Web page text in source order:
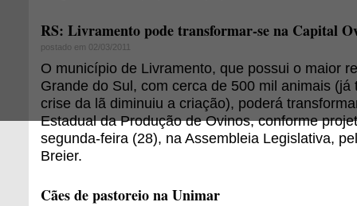
RS: Livramento pode transformar-se na Capital
postado em 02/03/2011
O município de Livramento, que possui o maior
Grande do Sul, com cerca de 500 mil animais (já
crise da lã diminuiu a criação), poderá
Estadual da Produção de Ovinos, conforme
segunda-feira (28), na Assembleia Legislativa,
Breier.
Cães de pastoreio na Unimar